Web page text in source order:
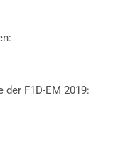
F1D-EM 2019: